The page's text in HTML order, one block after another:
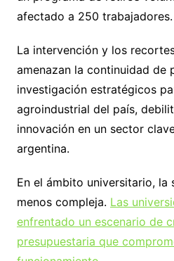
afectado a 250 trabajadores.
La intervención y los
amenazan la continuidad de
investigación estratégicos
agroindustrial del país,
innovación en un sector
argentina.
En el ámbito universitario, la
menos compleja. Las
enfrentado un escenario de
presupuestaria que